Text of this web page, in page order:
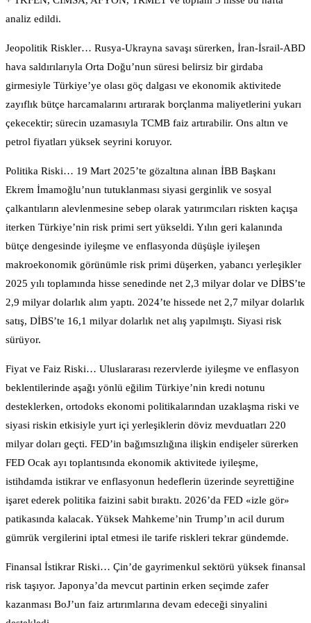
analiz edildi.
Jeopolitik Riskler… Rusya-Ukrayna savaşı sürerken, İran-İsrail-ABD
hava saldırılarıyla Orta Doğu’nun süresi belirsiz bir girdaba
girmesiyle Türkiye’ye olası göç dalgası ve ekonomik aktivitede
zayıflık bütçe harcamalarını artırarak borçlanma maliyetlerini yukarı
çekecektir; sürecin uzamasıyla TCMB faiz artırabilir. Ons altın ve
petrol fiyatları yüksek seyrini koruyor.
Politika Riski… 19 Mart 2025’te gözaltına alınan İBB Başkanı
Ekrem İmamoğlu’nun tutuklanması siyasi gerginlik ve sosyal
çalkantıların alevlenmesine sebep olarak yatırımcıları riskten kaçışa
iterken Türkiye’nin risk primi sert yükseldi. Yılın geri kalanında
bütçe dengesinde iyileşme ve enflasyonda düşüşle iyileşen
makroekonomik görünümle risk primi düşerken, yabancı yerleşikler
2025 yılı toplamında hisse senedinde net 2,3 milyar dolar ve DİBS’te
2,9 milyar dolarlık alım yaptı. 2024’te hissede net 2,7 milyar dolarlık
satış, DİBS’te 16,1 milyar dolarlık net alış yapılmıştı. Siyasi risk
sürüyor.
Fiyat ve Faiz Riski… Uluslararası rezervlerde iyileşme ve enflasyon
beklentilerinde aşağı yönlü eğilim Türkiye’nin kredi notunu
desteklerken, ortodoks ekonomi politikalarından uzaklaşma riski ve
siyasi riskin etkisiyle yurt içi yerleşiklerin döviz mevduatları 220
milyar doları geçti. FED’in bağımsızlığına ilişkin endişeler sürerken
FED Ocak ayı toplantısında ekonomik aktivitede iyileşme,
istihdamda istikrar ve enflasyonun hedeflerin üzerinde seyrettiğine
işaret ederek politika faizini sabit bıraktı. 2026’da FED «izle gör»
patikasında kalacak. Yüksek Mahkeme’nin Trump’ın acil durum
gümrük vergilerini iptal etmesi ile tarife riskleri tekrar gündemde.
Finansal İstikrar Riski… Çin’de gayrimenkul sektörü yüksek finansal
risk taşıyor. Japonya’da mevcut partinin erken seçimde zafer
kazanması BoJ’un faiz artırımlarına devam edeceği sinyalini